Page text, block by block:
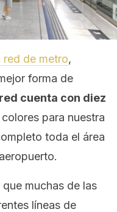
red de metro,
forma de
cuenta con diez
para nuestra
toda el área
muchas de las
líneas de